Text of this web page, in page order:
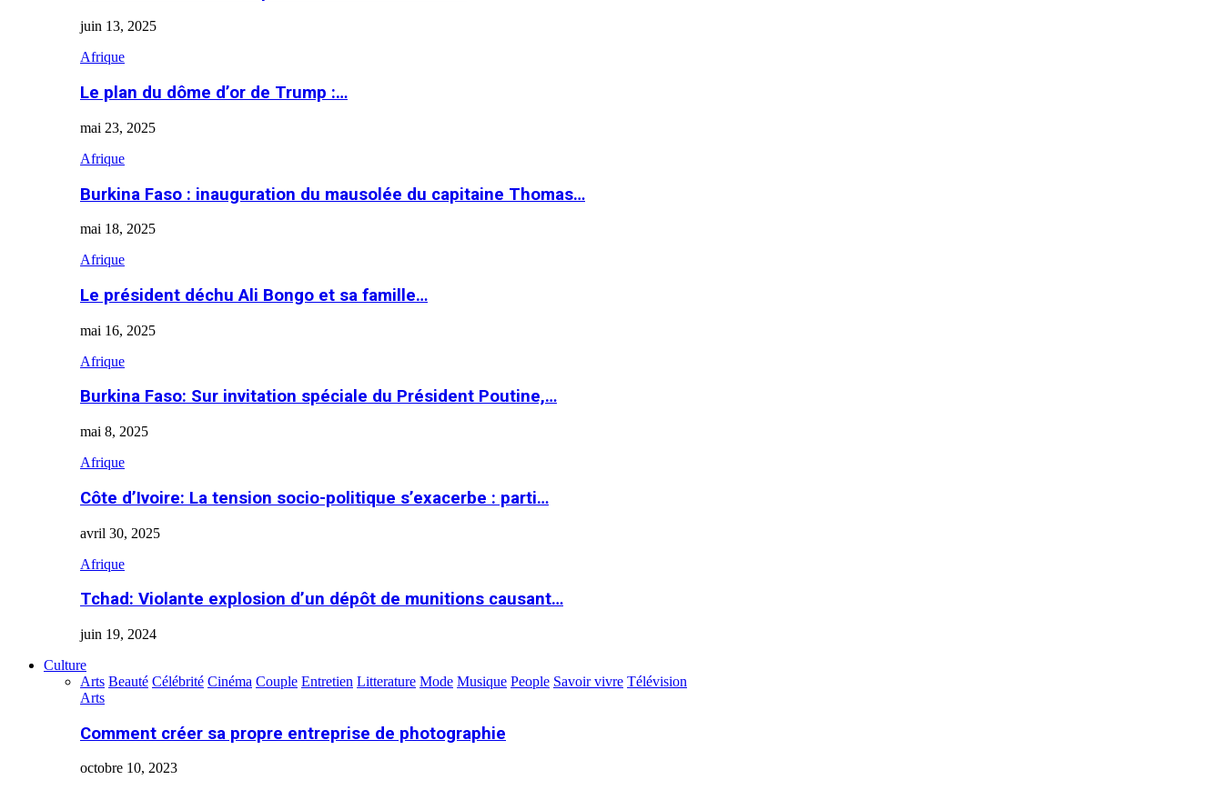
juin 13, 2025
Afrique
Le plan du dôme d’or de Trump :…
mai 23, 2025
Afrique
Burkina Faso : inauguration du mausolée du capitaine Thomas…
mai 18, 2025
Afrique
Le président déchu Ali Bongo et sa famille…
mai 16, 2025
Afrique
Burkina Faso: Sur invitation spéciale du Président Poutine,…
mai 8, 2025
Afrique
Côte d’Ivoire: La tension socio-politique s’exacerbe : parti…
avril 30, 2025
Afrique
Tchad: Violante explosion d’un dépôt de munitions causant…
juin 19, 2024
Culture
Arts Beauté Célébrité Cinéma Couple Entretien Litterature Mode Musique People Savoir vivre Télévision
Arts
Comment créer sa propre entreprise de photographie
octobre 10, 2023